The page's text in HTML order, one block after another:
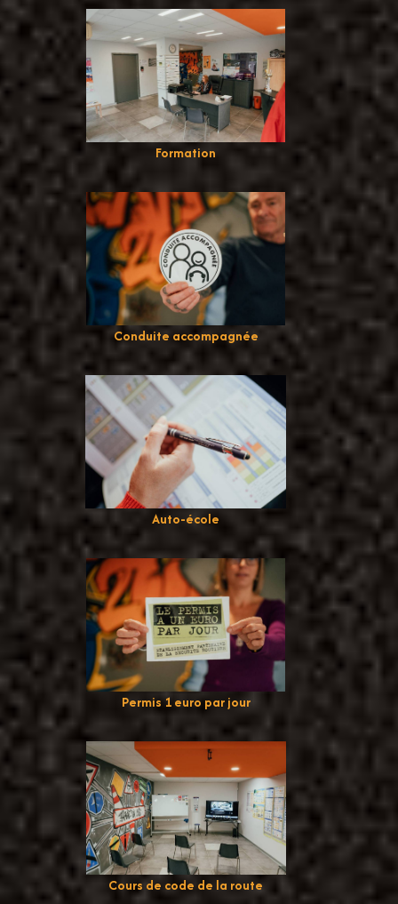
Formation
Conduite accompagnée
Auto-école
Permis 1 euro par jour
Cours de code de la route